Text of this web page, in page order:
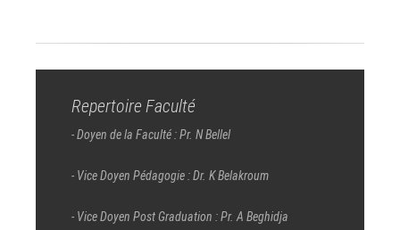
Repertoire Faculté
- Doyen de la Faculté : Pr. N Bellel
- Vice Doyen Pédagogie : Dr. K Belakroum
- Vice Doyen Post Graduation : Pr. A Beghidja